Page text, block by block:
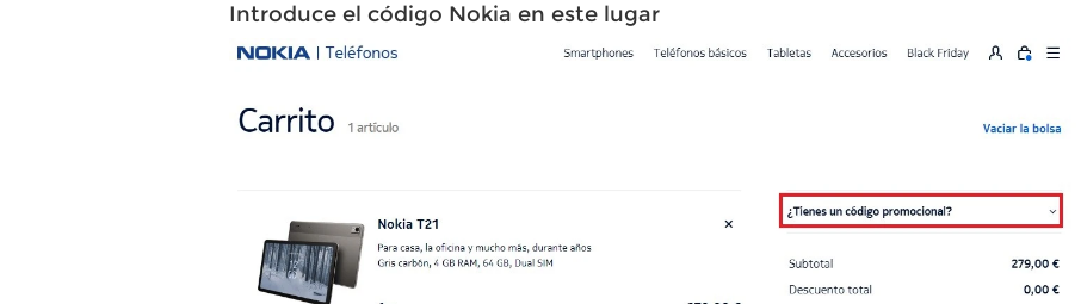
Introduce el código Nokia en este lugar